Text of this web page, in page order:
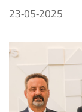
23-05-2025